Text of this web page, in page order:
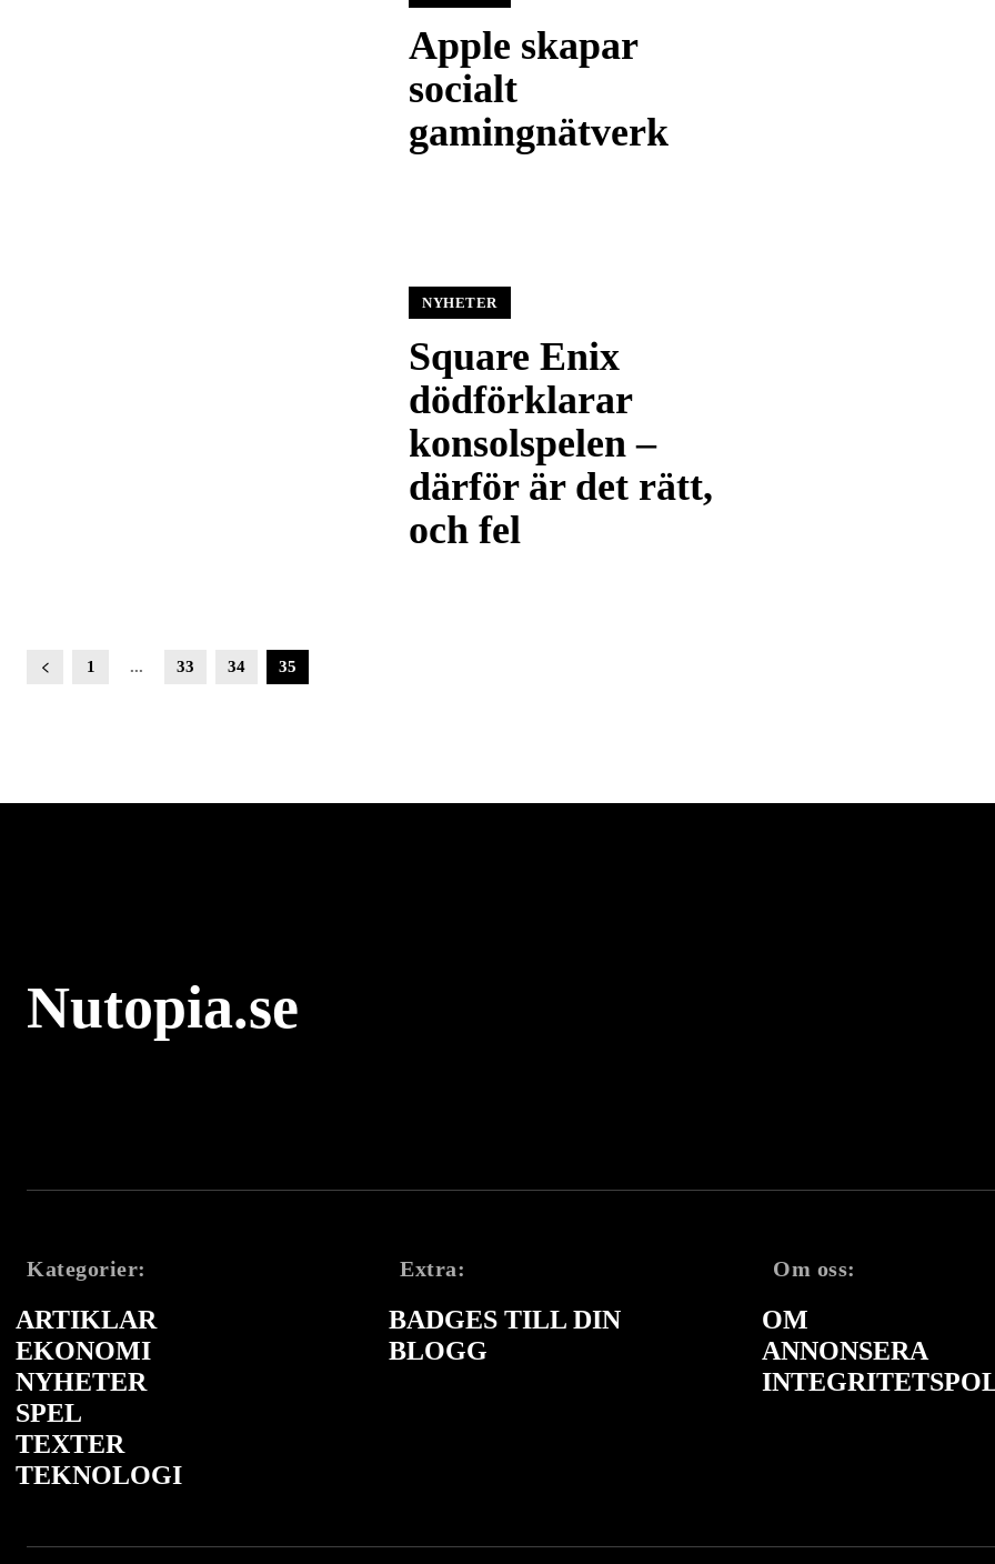
Apple skapar
socialt
gamingnätverk
NYHETER
Square Enix
dödförklarar
konsolspelen –
därför är det rätt,
och fel
1 ... 33 34 35
Nutopia.se
Kategorier:
ARTIKLAR
EKONOMI
NYHETER
SPEL
TEXTER
TEKNOLOGI
Extra:
BADGES TILL DIN
BLOGG
Om oss:
OM
ANNONSERA